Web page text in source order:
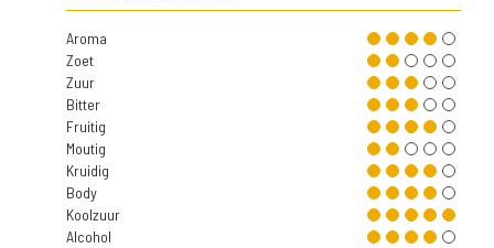
Aroma
Zoet
Zuur
Bitter
Fruitig
Moutig
Kruidig
Body
Koolzuur
Alcohol